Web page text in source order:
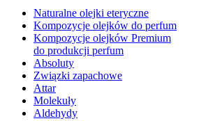
Naturalne olejki eteryczne
Kompozycje olejków do perfum
Kompozycje olejków Premium
do produkcji perfum
Absoluty
Związki zapachowe
Attar
Molekuły
Aldehydy